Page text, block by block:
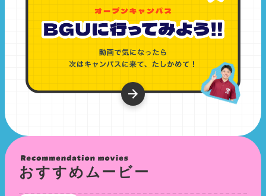
おすすめムービー